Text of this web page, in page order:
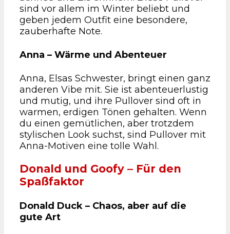
sind vor allem im Winter beliebt und
geben jedem Outfit eine besondere,
zauberhafte Note.
Anna – Wärme und Abenteuer
Anna, Elsas Schwester, bringt einen ganz
anderen Vibe mit. Sie ist abenteuerlustig
und mutig, und ihre Pullover sind oft in
warmen, erdigen Tönen gehalten. Wenn
du einen gemütlichen, aber trotzdem
stylischen Look suchst, sind Pullover mit
Anna-Motiven eine tolle Wahl.
Donald und Goofy – Für den
Spaßfaktor
Donald Duck – Chaos, aber auf die
gute Art